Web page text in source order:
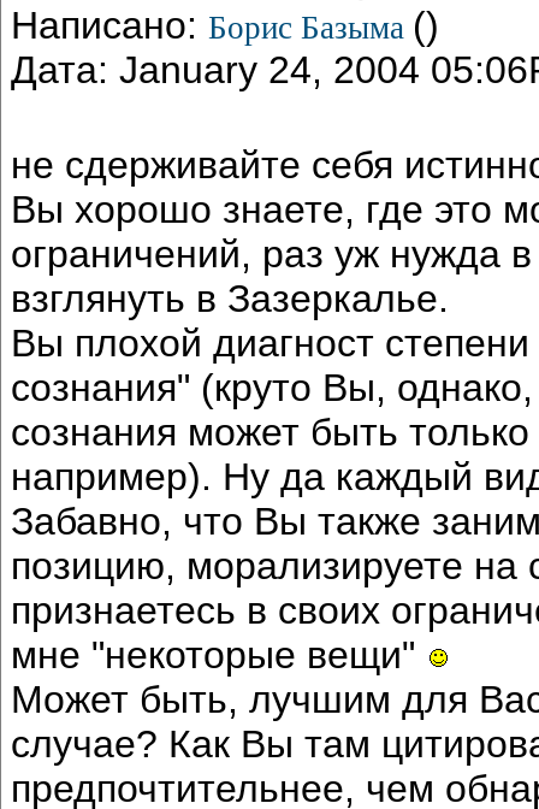
Написано: Борис Базыма ()
Дата: January 24, 2004
не сдерживайте себя
Вы хорошо знаете, где это
ограничений, раз уж нужда
взглянуть в Зазеркалье.
Вы плохой диагност
сознания" (круто Вы,
сознания может быть
например). Ну да каждый
Забавно, что Вы также
позицию, морализируете на
признаетесь в своих
мне "некоторые вещи"
Может быть, лучшим для
случае? Как Вы там
предпочтительнее, чем